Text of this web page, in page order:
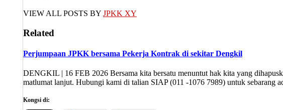
VIEW ALL POSTS BY JPKK XY
Related
Perjumpaan JPKK bersama Pekerja Kontrak di sekitar Dengkil
DENGKIL | 16 FEB 2026 Bersama kita bersatu menuntut hak kita yang
matlumat lanjut. Hubungi kami di talian SIAP (011 -1076 7989) untuk sebarang
Kongsi di: